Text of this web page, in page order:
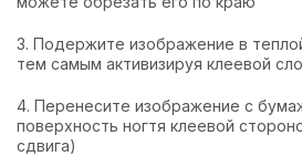
3. Подержите изображение в
тем самым активизируя клеевой
4. Перенесите изображение с
поверхность ногтя клеевой
сдвига)